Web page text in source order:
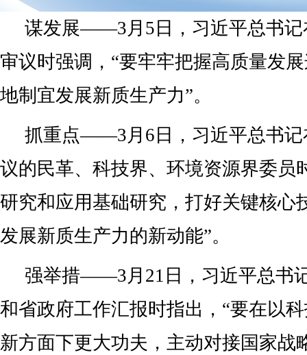
谋发展——3月5日，习近平总书记
审议时强调，“要牢牢把握高质量发
地制宜发展新质生产力”。
抓重点——3月6日，习近平总书记
议的民革、科技界、环境资源界委员
研究和应用基础研究，打好关键核心
发展新质生产力的新动能”。
强举措——3月21日，习近平总书
和省政府工作汇报时指出，“要在以
新方面下更大功夫，主动对接国家战